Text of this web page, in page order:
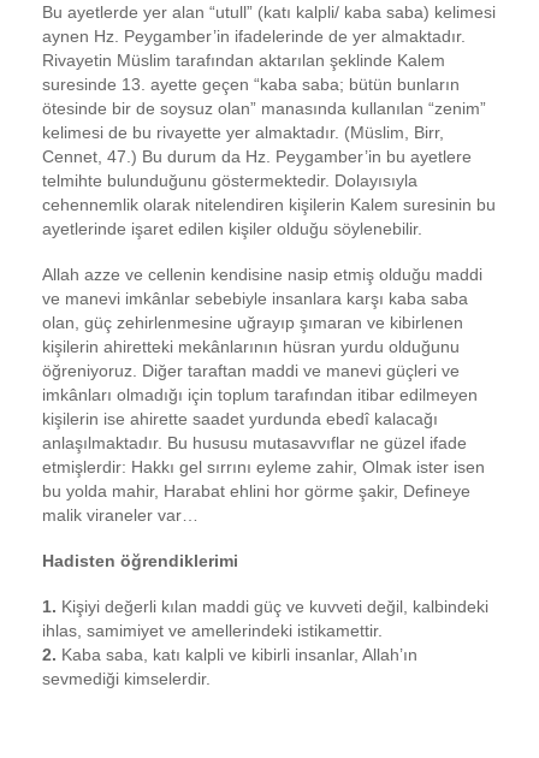
Bu ayetlerde yer alan “utull” (katı kalpli/ kaba saba) kelimesi
aynen Hz. Peygamber’in ifadelerinde de yer almaktadır.
Rivayetin Müslim tarafından aktarılan şeklinde Kalem
suresinde 13. ayette geçen “kaba saba; bütün bunların
ötesinde bir de soysuz olan” manasında kullanılan “zenim”
kelimesi de bu rivayette yer almaktadır. (Müslim, Birr,
Cennet, 47.) Bu durum da Hz. Peygamber’in bu ayetlere
telmihte bulunduğunu göstermektedir. Dolayısıyla
cehennemlik olarak nitelendiren kişilerin Kalem suresinin bu
ayetlerinde işaret edilen kişiler olduğu söylenebilir.
Allah azze ve cellenin kendisine nasip etmiş olduğu maddi
ve manevi imkânlar sebebiyle insanlara karşı kaba saba
olan, güç zehirlenmesine uğrayıp şımaran ve kibirlenen
kişilerin ahiretteki mekânlarının hüsran yurdu olduğunu
öğreniyoruz. Diğer taraftan maddi ve manevi güçleri ve
imkânları olmadığı için toplum tarafından itibar edilmeyen
kişilerin ise ahirette saadet yurdunda ebedî kalacağı
anlaşılmaktadır. Bu hususu mutasavvıflar ne güzel ifade
etmişlerdir: Hakkı gel sırrını eyleme zahir, Olmak ister isen
bu yolda mahir, Harabat ehlini hor görme şakir, Defineye
malik viraneler var…
Hadisten öğrendiklerimi
1. Kişiyi değerli kılan maddi güç ve kuvveti değil, kalbindeki
ihlas, samimiyet ve amellerindeki istikamettir.
2. Kaba saba, katı kalpli ve kibirli insanlar, Allah’ın
sevmediği kimselerdir.